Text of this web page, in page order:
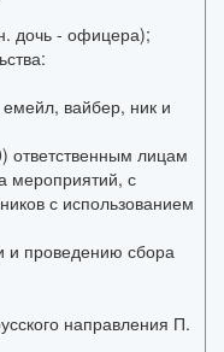
дочь - офицера);
вайбер, ник и
ответственным лицам
мероприятий, с
с использованием
и проведению сбора
направления П.